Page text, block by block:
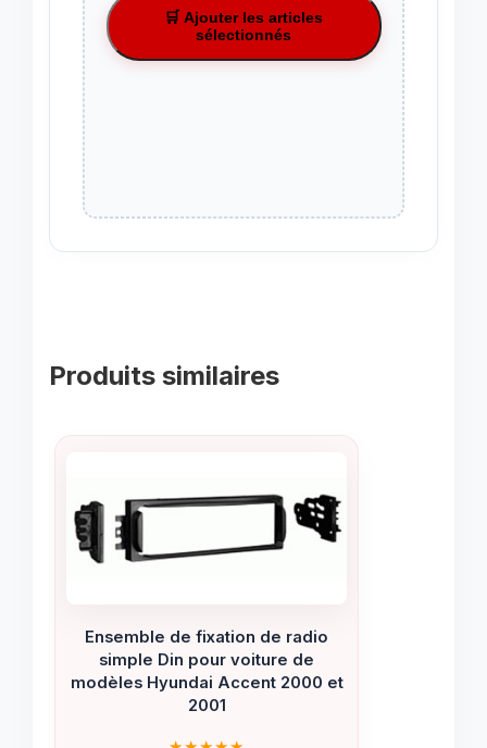
🛒 Ajouter les articles
sélectionnés
Produits similaires
Ensemble de fixation de radio
simple Din pour voiture de
modèles Hyundai Accent 2000 et
2001